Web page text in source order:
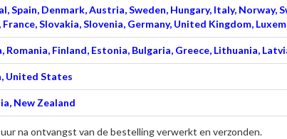
Spain, Denmark, Austria, Sweden, Hungary, Italy, Norway,
France, Slovakia, Slovenia, Germany, United Kingdom,
Romania, Finland, Estonia, Bulgaria, Greece, Lithuania,
United States
New Zealand
na ontvangst van de bestelling verwerkt en verzonden.